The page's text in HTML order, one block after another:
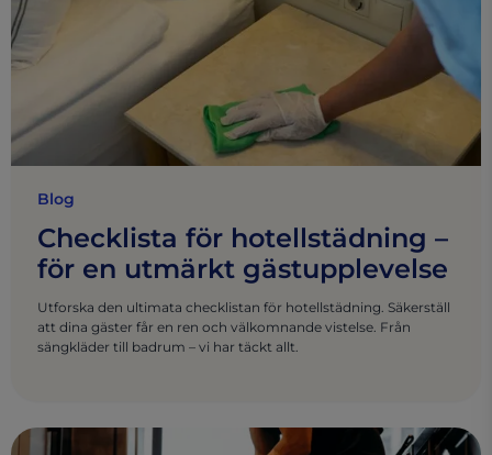
Blog
Checklista för hotellstädning –
för en utmärkt gästupplevelse
Utforska den ultimata checklistan för hotellstädning. Säkerställ
att dina gäster får en ren och välkomnande vistelse. Från
sängkläder till badrum – vi har täckt allt.